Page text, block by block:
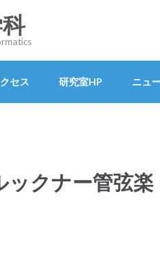
セス 研究室HP ニュ
ックナー管弦楽